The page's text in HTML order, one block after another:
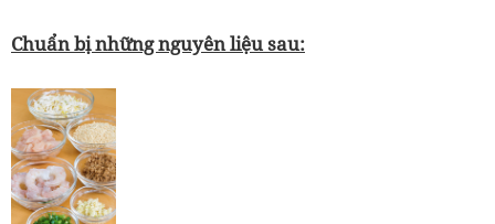
Chuẩn bị những nguyên liệu sau: